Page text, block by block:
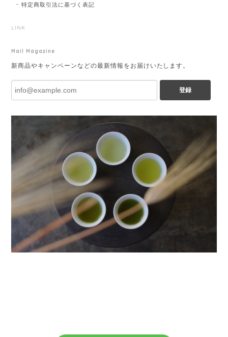
特定商取引法に基づく表記
LINK
Mail Magazine
新商品やキャンペーンなどの最新情報をお届けいたします。
登録